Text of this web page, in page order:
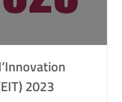
2023